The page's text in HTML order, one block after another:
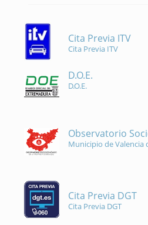
Cita Previa ITV
Cita Previa ITV
D.O.E.
D.O.E.
Observatorio
Municipio de Valencia
Cita Previa DGT
Cita Previa DGT